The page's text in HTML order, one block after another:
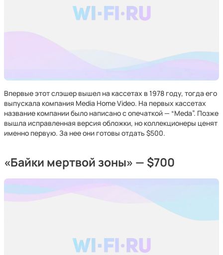
Впервые этот слэшер вышел на кассетах в 1978 году, тогда его
выпускала компания Media Home Video. На первых кассетах
название компании было написано с опечаткой — “Meda”. Позже
вышла исправленная версия обложки, но коллекционеры ценят
именно первую. За нее они готовы отдать $500.
«Байки мертвой зоны» — $700